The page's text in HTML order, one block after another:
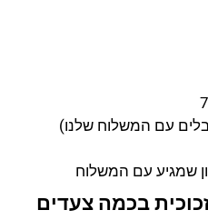
עם המשלוח שלנו)
שמגיע עם המשלוח
בכמה צעדים